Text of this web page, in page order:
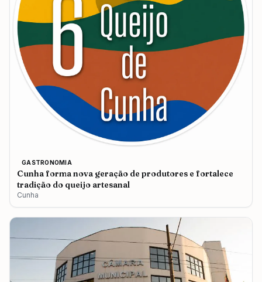
GASTRONOMIA
Cunha forma nova geração de produtores e fortalece
tradição do queijo artesanal
Cunha